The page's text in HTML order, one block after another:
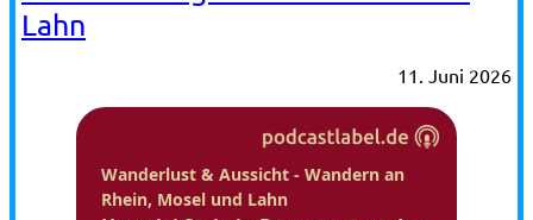
Lahn
11. Juni 2026